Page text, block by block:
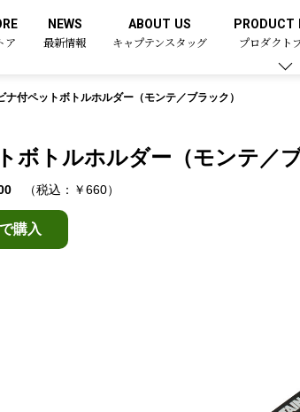
ア
NEWS
最新情報
ABOUT US
キャプテンスタッグ
PRODUCT
プロダクト
ナ付ペットボトルホルダー（モンテ／ブラック）
ボトルホルダー（モンテ／ブ
（税込：￥660）
購入